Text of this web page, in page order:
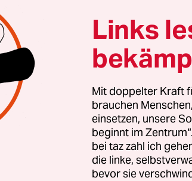
Wuertz
ist da, die sozialökologische
So viel ist klar. Weniger klar
sie voranbringen soll. Der
für finanziell gut aufgestellte
wabert durch die Debatte.
Links
Mit doppelter Kraft
brauchen
einsetzen, unsere
beginnt im
bei taz zahl ich
die linke,
bevor sie